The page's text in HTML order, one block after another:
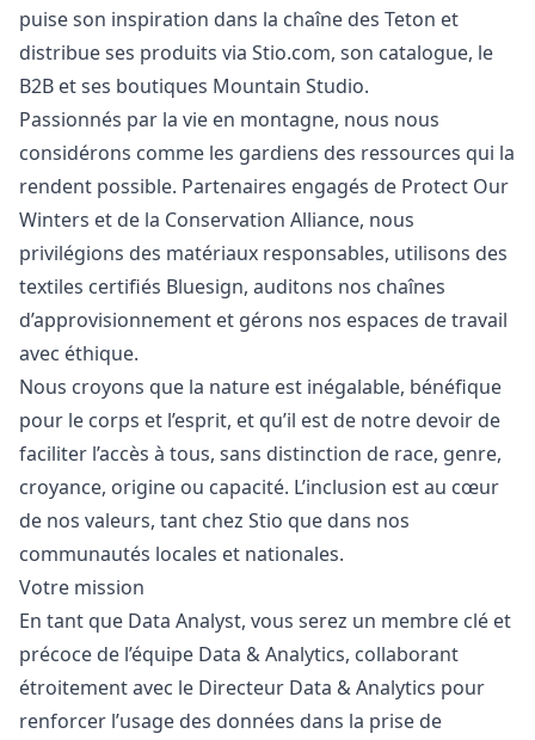
puise son inspiration dans la chaîne des Teton et
distribue ses produits via Stio.com, son catalogue, le
B2B et ses boutiques Mountain Studio.
Passionnés par la vie en montagne, nous nous
considérons comme les gardiens des ressources qui la
rendent possible. Partenaires engagés de Protect Our
Winters et de la Conservation Alliance, nous
privilégions des matériaux responsables, utilisons des
textiles certifiés Bluesign, auditons nos chaînes
d’approvisionnement et gérons nos espaces de travail
avec éthique.
Nous croyons que la nature est inégalable, bénéfique
pour le corps et l’esprit, et qu’il est de notre devoir de
faciliter l’accès à tous, sans distinction de race, genre,
croyance, origine ou capacité. L’inclusion est au cœur
de nos valeurs, tant chez Stio que dans nos
communautés locales et nationales.
Votre mission
En tant que Data Analyst, vous serez un membre clé et
précoce de l’équipe Data & Analytics, collaborant
étroitement avec le Directeur Data & Analytics pour
renforcer l’usage des données dans la prise de